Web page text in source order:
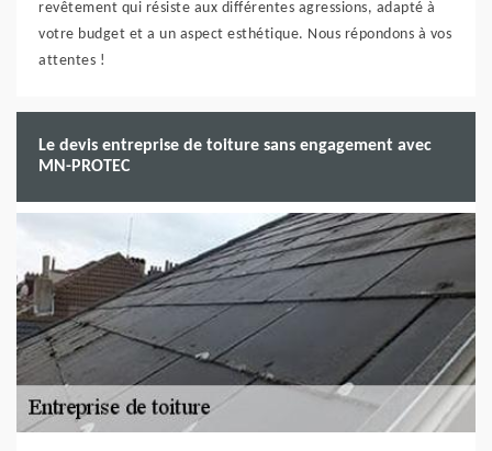
revêtement qui résiste aux différentes agressions, adapté à
votre budget et a un aspect esthétique. Nous répondons à vos
attentes !
Le devis entreprise de toiture sans engagement avec
MN-PROTEC